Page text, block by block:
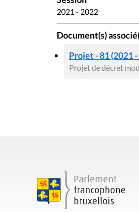
2021 - 2022
Document(s)
Projet - 81 (2021 -
Projet de décret